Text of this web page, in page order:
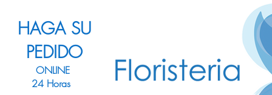
HAGA SU
PEDIDO
ONLINE
24 Horas